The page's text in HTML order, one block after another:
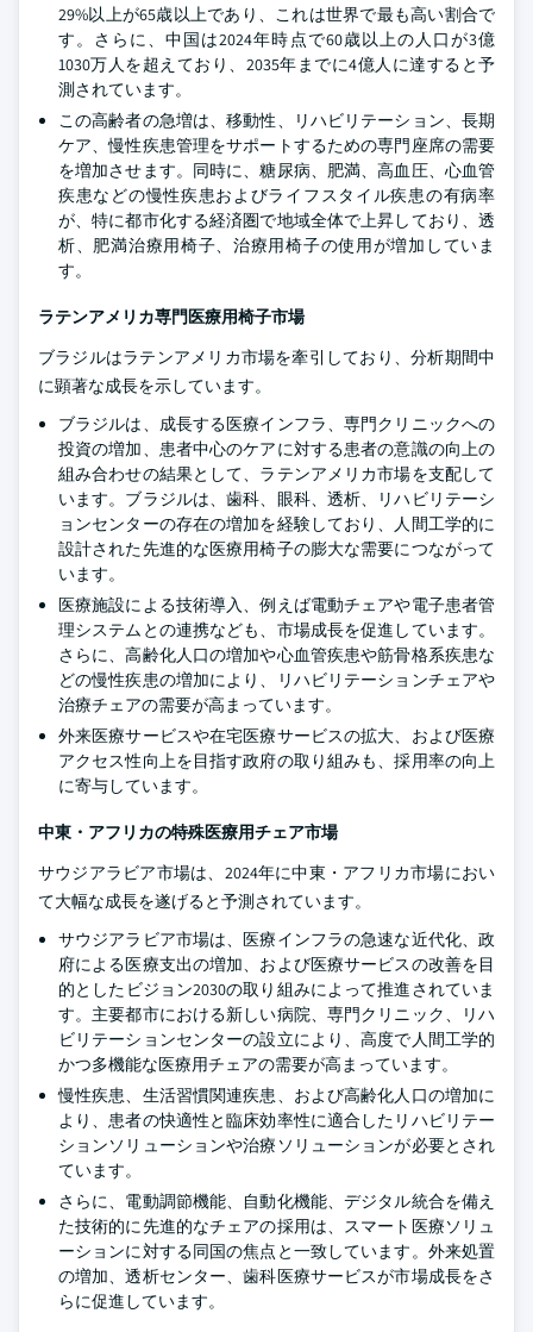
29%以上が65歳以上であり、これは世界で最も高い割合で
す。さらに、中国は2024年時点で60歳以上の人口が3億
1030万人を超えており、2035年までに4億人に達すると予
測されています。
この高齢者の急増は、移動性、リハビリテーション、長期
ケア、慢性疾患管理をサポートするための専門座席の需要
を増加させます。同時に、糖尿病、肥満、高血圧、心血管
疾患などの慢性疾患およびライフスタイル疾患の有病率
が、特に都市化する経済圏で地域全体で上昇しており、透
析、肥満治療用椅子、治療用椅子の使用が増加していま
す。
ラテンアメリカ専門医療用椅子市場
ブラジルはラテンアメリカ市場を牽引しており、分析期間中
に顕著な成長を示しています。
ブラジルは、成長する医療インフラ、専門クリニックへの
投資の増加、患者中心のケアに対する患者の意識の向上の
組み合わせの結果として、ラテンアメリカ市場を支配して
います。ブラジルは、歯科、眼科、透析、リハビリテーシ
ョンセンターの存在の増加を経験しており、人間工学的に
設計された先進的な医療用椅子の膨大な需要につながって
います。
医療施設による技術導入、例えば電動チェアや電子患者管
理システムとの連携なども、市場成長を促進しています。
さらに、高齢化人口の増加や心血管疾患や筋骨格系疾患な
どの慢性疾患の増加により、リハビリテーションチェアや
治療チェアの需要が高まっています。
外来医療サービスや在宅医療サービスの拡大、および医療
アクセス性向上を目指す政府の取り組みも、採用率の向上
に寄与しています。
中東・アフリカの特殊医療用チェア市場
サウジアラビア市場は、2024年に中東・アフリカ市場におい
て大幅な成長を遂げると予測されています。
サウジアラビア市場は、医療インフラの急速な近代化、政
府による医療支出の増加、および医療サービスの改善を目
的としたビジョン2030の取り組みによって推進されていま
す。主要都市における新しい病院、専門クリニック、リハ
ビリテーションセンターの設立により、高度で人間工学的
かつ多機能な医療用チェアの需要が高まっています。
慢性疾患、生活習慣関連疾患、および高齢化人口の増加に
より、患者の快適性と臨床効率性に適合したリハビリテー
ションソリューションや治療ソリューションが必要とされ
ています。
さらに、電動調節機能、自動化機能、デジタル統合を備え
た技術的に先進的なチェアの採用は、スマート医療ソリュ
ーションに対する同国の焦点と一致しています。外来処置
の増加、透析センター、歯科医療サービスが市場成長をさ
らに促進しています。